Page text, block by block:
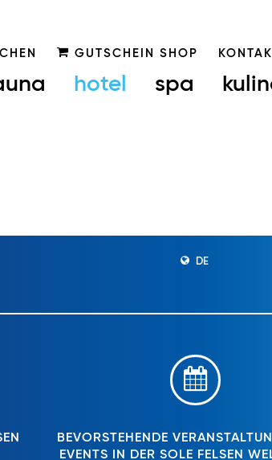
GUTSCHEIN SHOP
hotel spa
DE
BEVORSTEHENDE
EVENTS IN DER SOLE FELSEN